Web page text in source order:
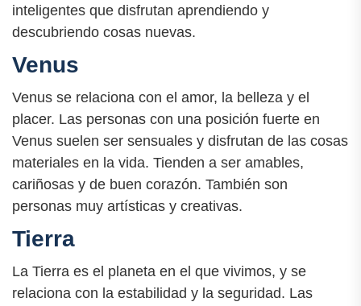
inteligentes que disfrutan aprendiendo y
descubriendo cosas nuevas.
Venus
Venus se relaciona con el amor, la belleza y el
placer. Las personas con una posición fuerte en
Venus suelen ser sensuales y disfrutan de las cosas
materiales en la vida. Tienden a ser amables,
cariñosas y de buen corazón. También son
personas muy artísticas y creativas.
Tierra
La Tierra es el planeta en el que vivimos, y se
relaciona con la estabilidad y la seguridad. Las